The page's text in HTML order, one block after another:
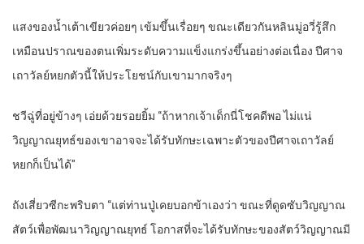
แสงของน้ำเต้าเขียวค่อยๆ เข้มขึ้นเรื่อยๆ ขณะเดียวกันหลินมู่อวี่รู้สึก
เหมือนปราณของตนเพิ่มระดับความแข็งแกร่งขึ้นอย่างต่อเนื่อง ปีศาจ
เถาวัลย์หยกตัวนี้ให้ประโยชน์กับเขามากจริงๆ
ชวีฉู่ที่อยู่ข้างๆ เอ่ยด้วยรอยยิ้ม “ถ้าหากเจ้าเด็กนี่โชคดีพอ ไม่แน่
วิญญาณยุทธ์ของเขาอาจจะได้รับทักษะเฉพาะตัวของปีศาจเถาวัลย์
หยกก็เป็นได้”
ถังเสี่ยวซีกะพริบตา “แต่ท่านปู่เคยบอกข้าเองว่า ขณะที่ดูดซับวิญญาณ
สัตว์เพื่อพัฒนาวิญญาณยุทธ์ โอกาสที่จะได้รับทักษะของสัตว์วิญญาณมี